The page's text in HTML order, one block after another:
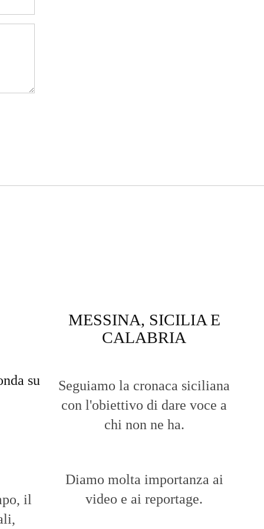
su
il
MESSINA, SICILIA E
CALABRIA
Seguiamo la cronaca siciliana
con l'obiettivo di dare voce a
chi non ne ha.
Diamo molta importanza ai
video e ai reportage.